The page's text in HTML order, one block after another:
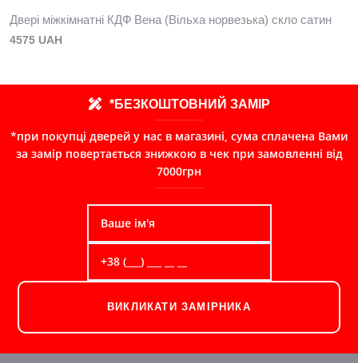
Двері міжкімнатні КДФ Вена (Вільха норвезька) скло сатин
4575 UAH
*БЕЗКОШТОВНИЙ ЗАМІР
*при покупці дверей у нас в магазині, сума сплачена Вами
за замір повертається знижкою в чек при замовленні від
7000грн
ВИКЛИКАТИ ЗАМІРНИКА